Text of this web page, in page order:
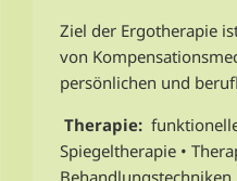
Ziel der Ergotherapie
von
persönlichen und
Therapie:
Spiegeltherapie •